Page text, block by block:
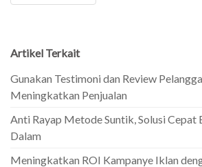
Artikel Terkait
Gunakan Testimoni dan Review
Meningkatkan Penjualan
Anti Rayap Metode Suntik, Solusi Cepat
Dalam
Meningkatkan ROI Kampanye Iklan